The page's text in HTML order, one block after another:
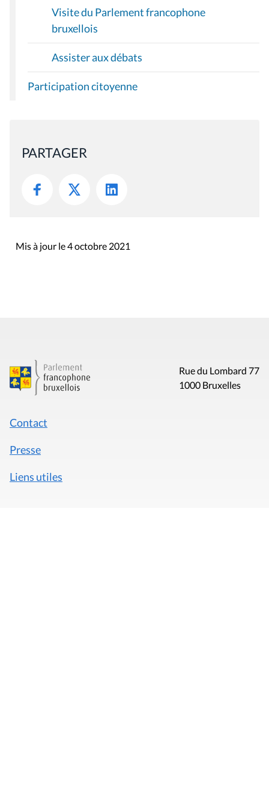
Visite du Parlement francophone
bruxellois
Assister aux débats
Participation citoyenne
PARTAGER
Mis à jour le 4 octobre 2021
Rue du Lombard 77
1000 Bruxelles
Contact
Presse
Liens utiles